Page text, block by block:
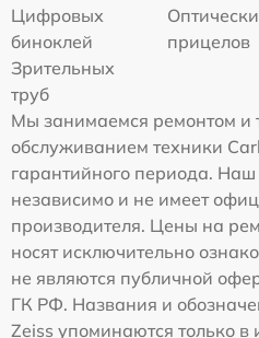
Цифровых
биноклей
прицелов
Зрительных
труб
Мы занимаемся ремонтом и
обслуживанием техники
гарантийного периода.
независимо и не имеет
производителя. Цены на
носят исключительно
не являются публичной
ГК РФ. Названия и
Zeiss упоминаются только